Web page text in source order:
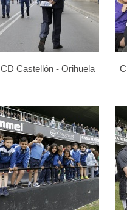
CD Castellón - Orihuela